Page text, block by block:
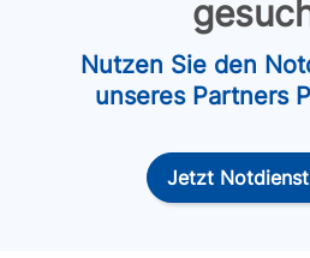
Nutzen Sie den
unseres Partners
Jetzt